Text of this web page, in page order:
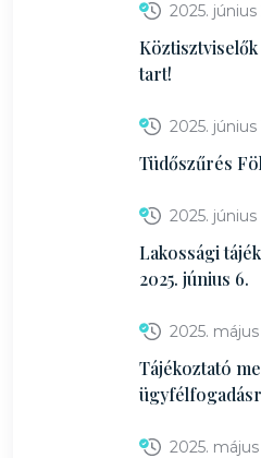
2025. június
tart!
2025. június
Tüdőszűrés
2025. június
Lakossági
2025. június 6.
2025. május
Tájékoztató
2025. május